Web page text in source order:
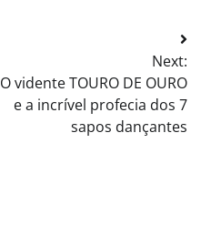
Next:
O vidente TOURO DE OURO
e a incrível profecia dos 7
sapos dançantes